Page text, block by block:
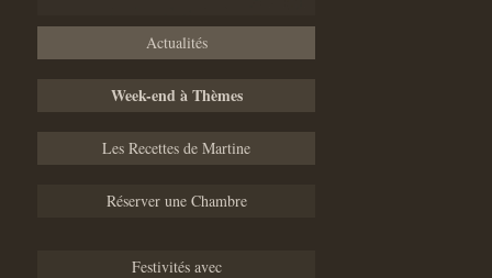
Actualités
Week-end à Thèmes
Les Recettes de Martine
Réserver une Chambre
Festivités avec